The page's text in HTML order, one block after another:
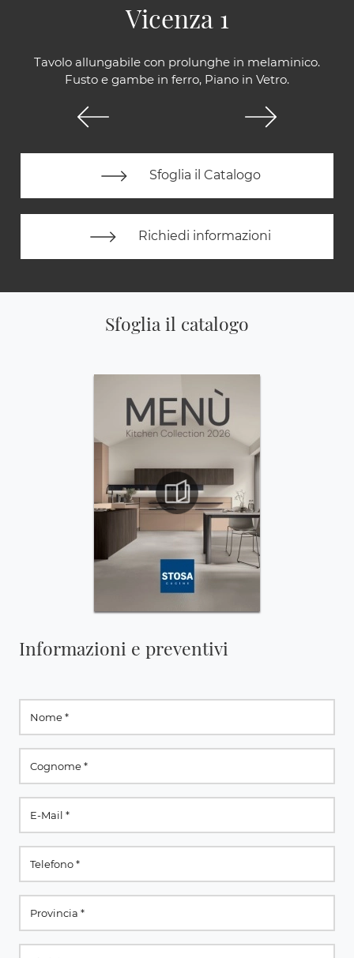
Tavolo allungabile con prolunghe in melaminico.
Fusto e gambe in ferro, Piano in Vetro.
Sfoglia il Catalogo
Richiedi informazioni
Vicenza 1
Sfoglia il catalogo
Informazioni e preventivi